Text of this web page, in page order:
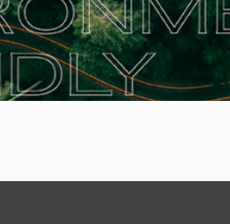
格蘭的格拉斯哥圓滿落幕。隨著全球暖
企業達成淨零碳排可選擇的途徑。